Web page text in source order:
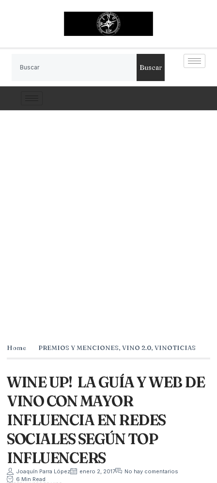
Buscar
Home PREMIOS Y MENCIONES, VINO 2.0, VINOTICIAS
WINE UP! LA GUÍA Y WEB DE
VINO CON MAYOR
INFLUENCIA EN REDES
SOCIALES SEGÚN TOP
INFLUENCERS
Joaquín Parra López enero 2, 2017
No hay comentarios
6 Min Read